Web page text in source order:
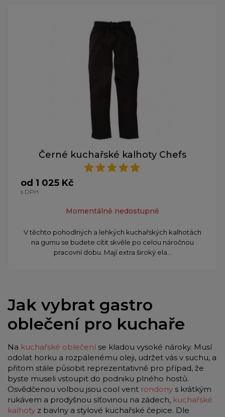
Černé kuchařské kalhoty Chefs
od 1 025 Kč
s DPH
Momentálně nedostupné
V těchto pohodlných a lehkých kuchařských kalhotách
na gumu se budete cítit skvěle po celou náročnou
pracovní dobu. Mají extra široký ela...
Jak vybrat gastro
oblečení pro kuchaře
Na kuchařské oblečeníse kladou vysoké nároky. Musí
odolat horku a rozpálenému oleji, udržet vás v suchu, a
přitom stále působit reprezentativně pro případ, že
byste museli vstoupit do podniku plného hostů.
Osvědčenou volbou jsou cool vent rondony s krátkým
rukávem a prodyšnou síťovinou na zádech, kuchařské
kalhoty z bavlny a stylové kuchařské čepice. Dle